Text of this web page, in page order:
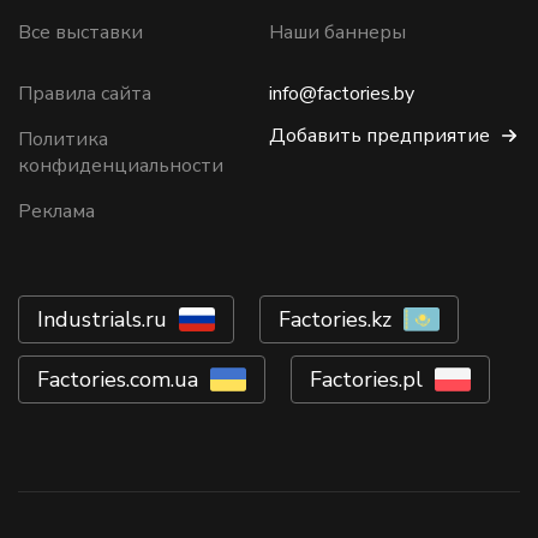
Все выставки
Наши баннеры
Правила сайта
Политика
конфиденциальности
Реклама
info@factories.by
Добавить предприятие
Industrials.ru Factories.kz
Factories.com.ua Factories.pl